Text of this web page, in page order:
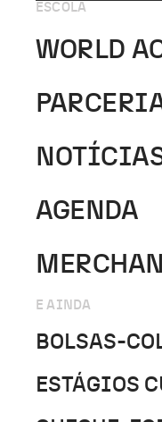
ESCOLA
WORLD
AGENDA
E AINDA
BOLSAS-
ESTÁGIOS